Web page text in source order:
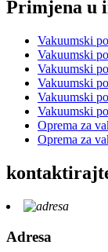
Primjena u
Vakuumski
Vakuumski
Vakuumski
Vakuumski
Vakuumski
Vakuumski
Oprema za
Oprema za
Adresa